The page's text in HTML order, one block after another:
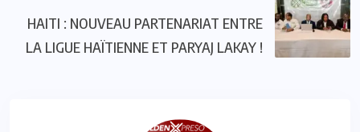
HAITI : NOUVEAU PARTENARIAT ENTRE
LA LIGUE HAÏTIENNE ET PARYAJ LAKAY !